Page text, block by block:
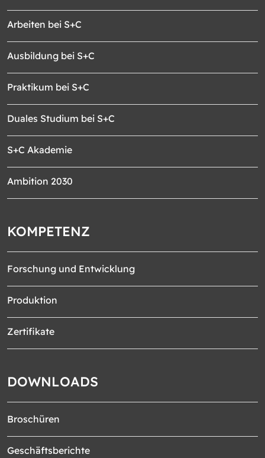
Arbeiten bei S+C
Ausbildung bei S+C
Praktikum bei S+C
Duales Studium bei S+C
S+C Akademie
Ambition 2030
KOMPETENZ
Forschung und Entwicklung
Produktion
Zertifikate
DOWNLOADS
Broschüren
Geschäftsberichte